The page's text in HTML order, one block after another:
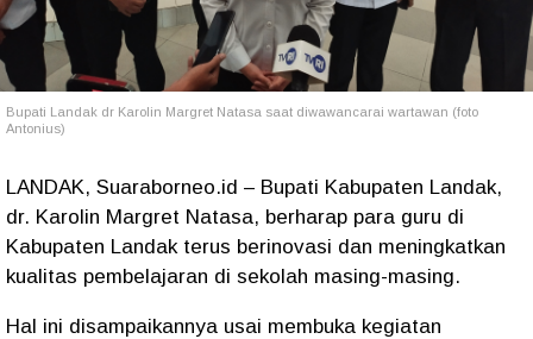
Bupati Landak dr Karolin Margret Natasa saat diwawancarai wartawan (foto
Antonius)
LANDAK, Suaraborneo.id – Bupati Kabupaten Landak,
dr. Karolin Margret Natasa, berharap para guru di
Kabupaten Landak terus berinovasi dan meningkatkan
kualitas pembelajaran di sekolah masing-masing.
Hal ini disampaikannya usai membuka kegiatan